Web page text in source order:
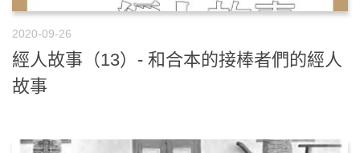
2020-09-26
經人故事（13）- 和合本的接棒者們的經人
故事